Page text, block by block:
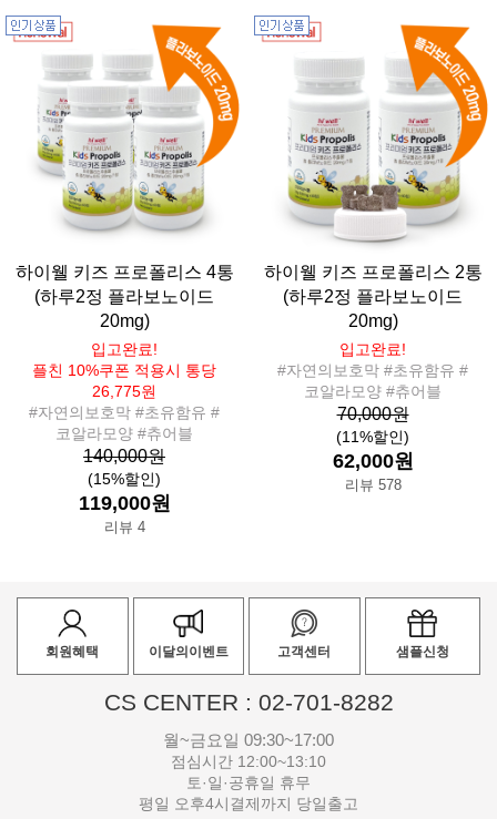
하이웰 키즈 프로폴리스 4통
(하루2정 플라보노이드
20mg)
입고완료!
플친 10%쿠폰 적용시 통당
26,775원
#자연의보호막 #초유함유 #
코알라모양 #츄어블
140,000원
(15%할인)
119,000원
리뷰 4
하이웰 키즈 프로폴리스 2통
(하루2정 플라보노이드
20mg)
입고완료!
#자연의보호막 #초유함유 #
코알라모양 #츄어블
70,000원
(11%할인)
62,000원
리뷰 578
회원혜택 이달의이벤트 고객센터 샘플신청
CS CENTER : 02-701-8282
월~금요일 09:30~17:00
점심시간 12:00~13:10
토·일·공휴일 휴무
평일 오후4시결제까지 당일출고